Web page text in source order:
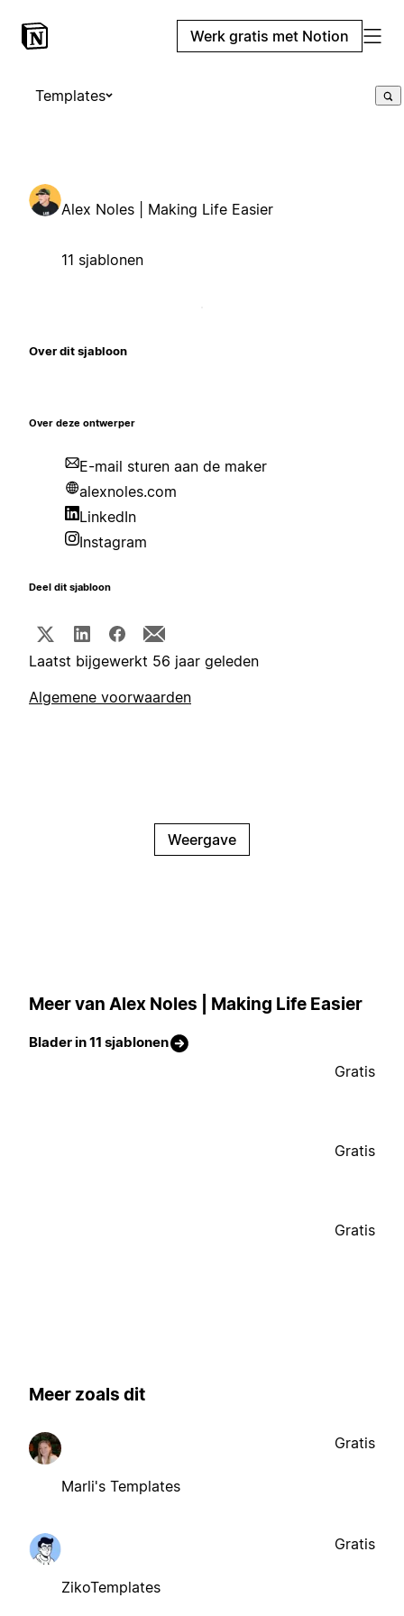
Werk gratis met Notion
Templates
Alex Noles | Making Life Easier
11 sjablonen
Over dit sjabloon
Over deze ontwerper
E-mail sturen aan de maker
alexnoles.com
LinkedIn
Instagram
Deel dit sjabloon
Laatst bijgewerkt 56 jaar geleden
Algemene voorwaarden
Weergave
Meer van Alex Noles | Making Life Easier
Blader in 11 sjablonen
Gratis
Gratis
Gratis
Meer zoals dit
Marli's Templates
Gratis
ZikoTemplates
Gratis